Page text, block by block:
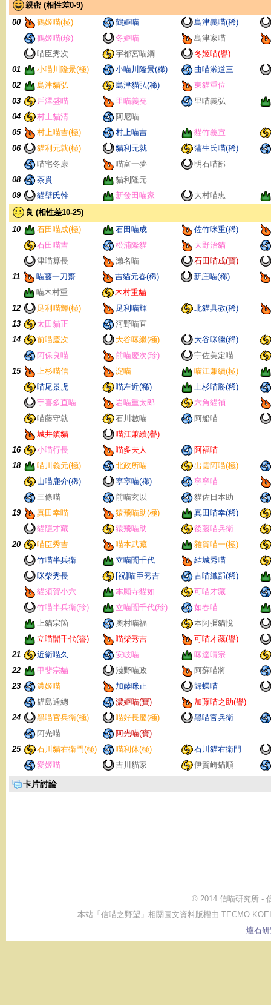
親密 (相性差0-9)
00
鶴姬喵(極) 鶴姬喵
島津義喵(稀)
鶴姬喵(珍)
冬姬喵
島津家喵
喵臣秀次
宇都宮喵綱
冬姬喵(譽)
01
小喵川隆景(極) 小喵川隆景(稀)
曲喵瀨道三
02
島津貓弘 島津貓弘(稀)
東貓重位
03
戶澤盛喵 里喵義堯
里喵義弘
04
村上貓清
阿尼喵
05
村上喵吉(極) 村上喵吉
貓竹義宣
06
貓利元就(極) 貓利元就
蒲生氏喵(稀)
喵宅冬康
喵富一夢
明石喵部
08
茶貫
貓利隆元
09
貓壁氏幹 新發田喵家
大村喵忠
良 (相性差10-25)
10
石田喵成(極) 石田喵成
佐竹咪重(稀)
石田喵吉
松浦隆貓
大野治貓
津喵算長
瀨名喵
石田喵成(寶)
11
喵藤一刀齋 吉貓元春(稀)
新庄喵(稀)
喵木村重
木村重貓
12
足利喵輝(極) 足利喵輝
北貓具教(稀)
13
太田貓正
河野喵直
14
前喵慶次 大谷咪繼(極)
大谷咪繼(稀)
阿保良喵
前喵慶次(珍)
宇佐美定喵
15
上杉喵信 淀喵
喵江兼續(極)
喵尾景虎
喵左近(稀)
上杉喵勝(稀)
宇喜多直喵
岩喵重太郎
六角貓禎
喵藤守就
石川數喵
阿船喵
城井鎮貓
喵江兼續(譽)
16
小喵行長 喵多夫人
阿福喵
18
喵川義元(極) 北政所喵
出雲阿喵(極)
山喵鹿介(稀)
寧寧喵(稀)
寧寧喵
三條喵
前喵玄以
貓佐日本助
19
真田幸喵 猿飛喵助(極)
真田喵幸(稀)
貓隱才藏
猿飛喵助
後藤喵兵衛
20
喵臣秀吉 喵本武藏
雜賀喵一(極)
竹喵半兵衛
立喵誾千代
結城秀喵
咪柴秀長
[祝]喵臣秀吉
古喵織部(稀)
貓須賀小六
本願寺貓如
可喵才藏
竹喵半兵衛(珍)
立喵誾千代(珍)
如春喵
上貓宗箇
奧村喵福
本阿彌貓悅
立喵誾千代(譽)
喵柴秀吉
可喵才藏(譽)
21
近衛喵久 安岐喵
咪達晴宗
22
甲斐宗貓 淺野喵政
阿蘇喵將
23
濃姬喵 加藤咪正
歸蝶喵
貓島通總
濃姬喵(寶)
加藤喵之助(譽)
24
黑喵官兵衛(極) 喵好長慶(極)
黑喵官兵衛
阿光喵
阿光喵(寶)
25
石川貓右衛門(極) 喵利休(極)
石川貓右衛門
愛姬喵
吉川貓家 伊賀崎貓順
卡片討論
© 2014 信喵研究所 -
本站「信喵之野望」相關圖文資料版權由 TECMO
爐石